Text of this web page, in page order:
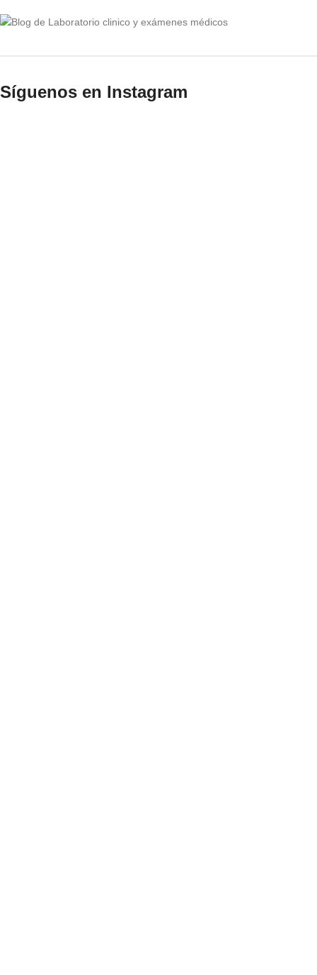
Síguenos en Instagram